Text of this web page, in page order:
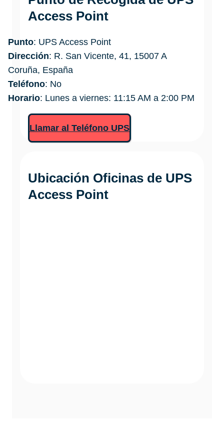
Access Point
Punto: UPS Access Point
Dirección: R. San Vicente, 41, 15007 A
Coruña, España
Teléfono: No
Horario: Lunes a viernes: 11:15 AM a 2:00 PM
Llamar al Teléfono UPS
Ubicación Oficinas de UPS
Access Point